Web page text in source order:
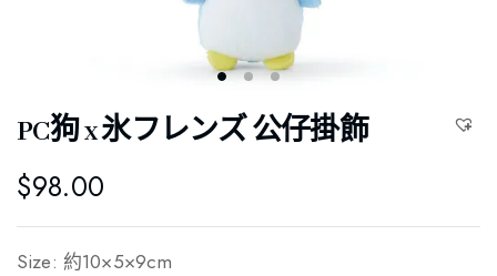
PC狗 x 氷フレンズ 公仔掛飾
$98.00
Size: 約10×5×9cm